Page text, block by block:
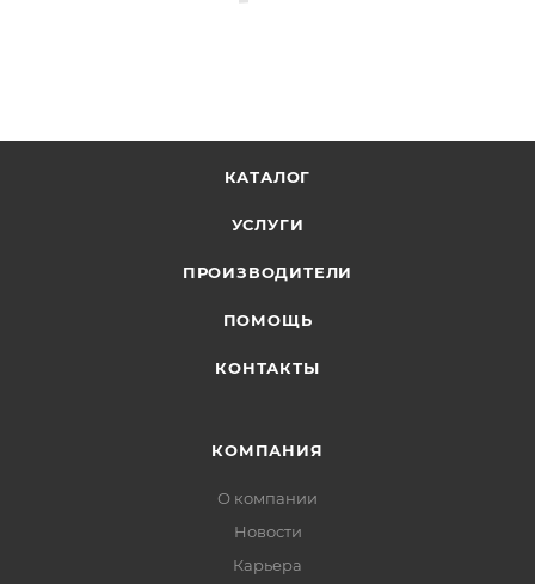
КАТАЛОГ
УСЛУГИ
ПРОИЗВОДИТЕЛИ
ПОМОЩЬ
КОНТАКТЫ
КОМПАНИЯ
О компании
Новости
Карьера